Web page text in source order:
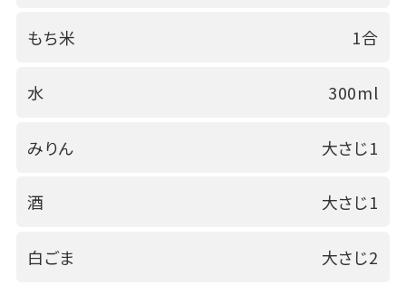
もち米 1合
水 300ml
みりん 大さじ1
酒 大さじ1
白ごま 大さじ2